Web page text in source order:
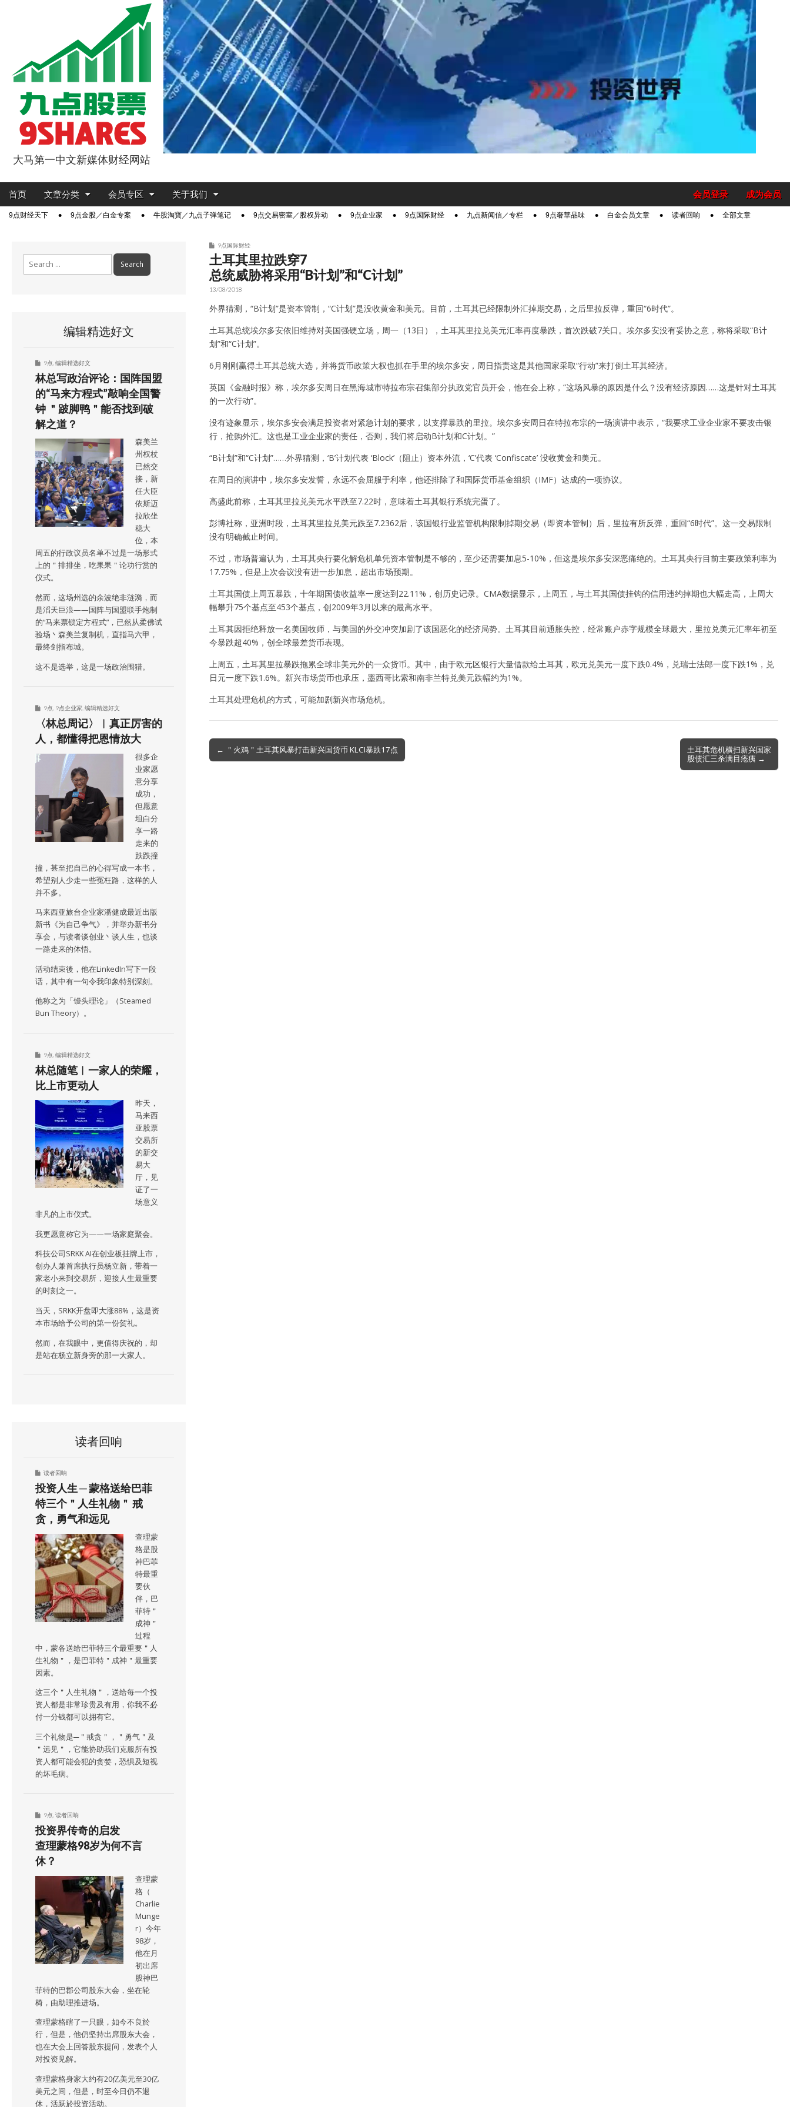
9点股票
大马第一中文新媒体财经网站
Main
Skip
content
首页 文章分类 会员专区 关于我们 成为会员
会员登录
Sub9点财经天下 9点金股／白金专案 牛股淘寶／九点子弹笔记 9点交易密室／股权异动 9点企业家 9点国际财经 九点新闻信／专栏 9点奢華品味 白金会员文章 读者回响 全部文章
9点国际财经
土耳其里拉跌穿7
总统威胁将采用“B计划”和“C计划”
13/08/2018
外界猜测，“B计划”是资本管制，“C计划”是没收黄金和美元。目前，土耳其已经限制外汇掉期交易，之后里拉反弹，重回“6时代”。
土耳其总统埃尔多安依旧维持对美国强硬立场，周一（13日），土耳其里拉兑美元汇率再度暴跌，首次跌破7关口。埃尔多安没有妥协之意，称将采取“B计
划”和“C计划”。
6月刚刚赢得土耳其总统大选，并将货币政策大权也抓在手里的埃尔多安，周日指责这是其他国家采取“行动”来打倒土耳其经济。
英国《金融时报》称，埃尔多安周日在黑海城市特拉布宗召集部分执政党官员开会，他在会上称，“这场风暴的原因是什么？没有经济原因……这是针对土耳其
的一次行动”。
没有迹象显示，埃尔多安会满足投资者对紧急计划的要求，以支撑暴跌的里拉。埃尔多安周日在特拉布宗的一场演讲中表示，“我要求工业企业家不要攻击银
行，抢购外汇。这也是工业企业家的责任，否则，我们将启动B计划和C计划。”
“B计划”和“C计划”……外界猜测，‘B’计划代表 ‘Block’（阻止）资本外流，‘C’代表 ‘Confiscate’ 没收黄金和美元。
在周日的演讲中，埃尔多安发誓，永远不会屈服于利率，他还排除了和国际货币基金组织（IMF）达成的一项协议。
高盛此前称，土耳其里拉兑美元水平跌至7.22时，意味着土耳其银行系统完蛋了。
彭博社称，亚洲时段，土耳其里拉兑美元跌至7.2362后，该国银行业监管机构限制掉期交易（即资本管制）后，里拉有所反弹，重回“6时代”。这一交易限制
没有明确截止时间。
不过，市场普遍认为，土耳其央行要化解危机单凭资本管制是不够的，至少还需要加息5-10%，但这是埃尔多安深恶痛绝的。土耳其央行目前主要政策利率为
17.75%，但是上次会议没有进一步加息，超出市场预期。
土耳其国债上周五暴跌，十年期国债收益率一度达到22.11%，创历史记录。CMA数据显示，上周五，与土耳其国债挂钩的信用违约掉期也大幅走高，上周大
幅攀升75个基点至453个基点，创2009年3月以来的最高水平。
土耳其因拒绝释放一名美国牧师，与美国的外交冲突加剧了该国恶化的经济局势。土耳其目前通胀失控，经常账户赤字规模全球最大，里拉兑美元汇率年初至
今暴跌超40%，创全球最差货币表现。
上周五，土耳其里拉暴跌拖累全球非美元外的一众货币。其中，由于欧元区银行大量借款给土耳其，欧元兑美元一度下跌0.4%，兑瑞士法郎一度下跌1%，兑
日元一度下跌1.6%。新兴市场货币也承压，墨西哥比索和南非兰特兑美元跌幅约为1%。
土耳其处理危机的方式，可能加剧新兴市场危机。
navigation
← ＂火鸡＂土耳其风暴打击新兴国货币 KLCI暴跌17点
土耳其危机横扫新兴国家
股债汇三杀满目疮痍 →
编辑精选好文
9点 编辑精选好文
林总写政治评论：国阵国盟
的“马来方程式”敲响全国警
钟 ＂跛脚鸭＂能否找到破
解之道？
森美兰
州权杖
已然交
接，新
任大臣
依斯迈
拉欣坐
稳大
位，本
周五的行政议员名单不过是一场形式
上的＂排排坐，吃果果＂论功行赏的
仪式。
然而，这场州选的余波绝非涟漪，而
是滔天巨浪——国阵与国盟联手炮制
的“马来票锁定方程式”，已然从柔佛试
验场丶森美兰复制机，直指马六甲，
最终剑指布城。
这不是选举，这是一场政治围猎。
9点 9点企业家 编辑精选好文
〈林总周记〉︱真正厉害的
人，都懂得把恩情放大
很多企
业家愿
意分享
成功，
但愿意
坦白分
享一路
走来的
跌跌撞
撞，甚至把自己的心得写成一本书，
希望别人少走一些冤枉路，这样的人
并不多。
马来西亚旅台企业家潘健成最近出版
新书《为自己争气》，并举办新书分
享会，与读者谈创业丶谈人生，也谈
一路走来的体悟。
活动结束後，他在LinkedIn写下一段
话，其中有一句令我印象特别深刻。
他称之为「馒头理论」（Steamed
Bun Theory）。
9点 编辑精选好文
林总随笔︱一家人的荣耀，
比上市更动人
昨天，
马来西
亚股票
交易所
的新交
易大
厅，见
证了一
场意义
非凡的上市仪式。
我更愿意称它为——一场家庭聚会。
科技公司SRKK AI在创业板挂牌上市，
创办人兼首席执行员杨立新，带着一
家老小来到交易所，迎接人生最重要
的时刻之一。
当天，SRKK开盘即大涨88%，这是资
本市场给予公司的第一份贺礼。
然而，在我眼中，更值得庆祝的，却
是站在杨立新身旁的那一大家人。
读者回响
读者回响
投资人生 ─ 蒙格送给巴菲
特三个＂人生礼物＂ 戒
贪，勇气和远见
查理蒙
格是股
神巴菲
特最重
要伙
伴，巴
菲特＂
成神＂
过程
中，蒙各送给巴菲特三个最重要＂人
生礼物＂，是巴菲特＂成神＂最重要
因素。
这三个＂人生礼物＂，送给每一个投
资人都是非常珍贵及有用，你我不必
付一分钱都可以拥有它。
三个礼物是─＂戒贪＂，＂勇气＂及
＂远见＂，它能协助我们克服所有投
资人都可能会犯的贪婪，恐惧及短视
的坏毛病。
9点 读者回响
投资界传奇的启发
查理蒙格98岁为何不言
休？
查理蒙
格（
Charlie
Munge
r）今年
98岁，
他在月
初出席
股神巴
菲特的巴郡公司股东大会，坐在轮
椅，由助理推进场。
查理蒙格瞎了一只眼，如今不良於
行，但是，他仍坚持出席股东大会，
也在大会上回答股东提问，发表个人
对投资见解。
查理蒙格身家大约有20亿美元至30亿
美元之间，但是，时至今日仍不退
休，活跃於投资活动。